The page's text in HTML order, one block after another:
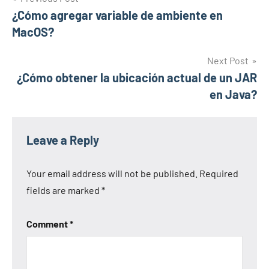
navigation
¿Cómo agregar variable de ambiente en
MacOS?
Next Post
¿Cómo obtener la ubicación actual de un JAR
en Java?
Leave a Reply
Your email address will not be published. Required
fields are marked *
Comment*